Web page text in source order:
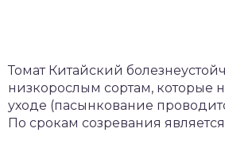
Томат Китайский
низкорослым сортам, которые
уходе (пасынкование
По срокам созревания